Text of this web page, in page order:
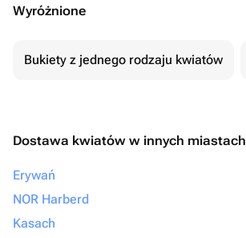
Wyróżnione
Bukiety z jednego rodzaju kwiatów
Dostawa kwiatów w innych miastach
Erywań
NOR Harberd
Kasach